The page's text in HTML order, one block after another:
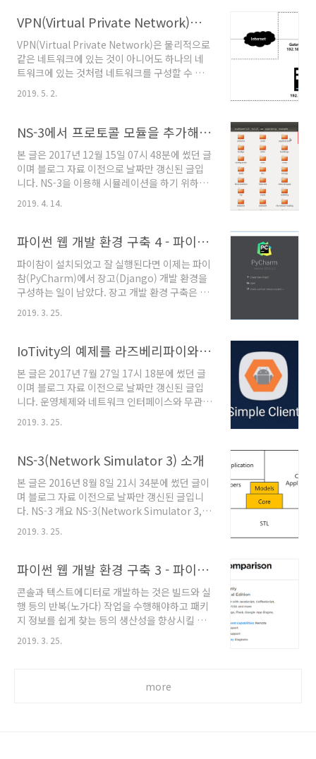
생각 없이 업데이트 했다가 넷플릭스가 재생되지
고물딱지가 되어 애먹었기에 혹시나 이런 상황이
되신 분들을 위해 시행착오를 겪지 말라고 글을
하나 쓴다. 텔레비용 미박스에서 넷플릭스를 보
려면 텔레비 롬에서 글로벌(샤오미) 롬으로 교체
레오(8.0.0)으로 업데이트하면 리커버리 모드를
리모컨으로 못 들어가게..
VPN(Virtual Private Network)을 경유하지않고 외부망 이용하기
VPN(Virtual Private Network)은 물리적으로
같은 네트워크에 있는 것이 아니어도 하나의 네
트워크에 있는 것처럼 네트워크를 구성할 수 있
는 기술이다. 이 기술을 활용하면 사용자는 서울
(Network A, 192.168.0.%)에 있어도 대구에
192.168.1.%)에 접속하여 회사 네트워크를 이
용할 수 있게 된다. VPN으로 네트워크를 구성하
면 네트워크 정책상 외부(서울)에 서비스를 제공
하지 않고도 VPN에 연결된 외부 장치
(192.168.0.2)는 내부에 있는 서비스를 이용할
수 있게 된다. 또한 암호화 VPN을 구성하면 내부
것이 큰 특징이다. 윈..
2019. 5. 2.
NS-3에서 프로토콜 모듈을 추가해보자
본 글은 2017년 12월 15일 07시 48분에 썼던 글
이며 블로그 자료 이전으로 날짜만 갱신된 글입
니다. NS-3을 이용해 시뮬레이션을 하기 위하여
추가해야 하는 경우가 있다. 일단 NS-3 시뮬레이
먼저 추가하고자 하는 모듈을 ns-3.x/src 폴더에
넣는다. 나는 aqua-sim-ng 모듈을 다운 받았다.
이렇게 모듈을 src 폴더에 넣어준 후 다음의 명령
어를 입력한다. $ ./waf configure --enable-
examples --enable-tests $ ./waf build 그러
면 위와 같은 로그들이 쭈욱 나타난다. 정상적으
2019. 4. 14.
파이썬 웹 개발 환경 구축 4 - 파이참(PyCharm)에서 장고(Django) 개발 환경 설정하기
파이참이 설치되었고 잘 실행된다면 이제는 파이
참(PyCharm)에서 장고(Django) 개발 환경을
구성하는 일이 남았다. 장고 개발 환경 구축은 장
성, 장고 실행 설정을 통해 구축이 완료된다.
젝트를 생성한다. 새로운 프로젝트 설정은 위와
같이한다. File - Settings 를 클릭하여 파이참
설정으로 간다. Project: 프로젝트명 - Project
Interpreter 에 가서 우측 상단의 + 를 클릭하여
패키지를 설치한다. Django를 검색하여 Install
Package를 눌러서 설치한다. 장고 패키지 설치
2019. 3. 25.
IoTivity의 예제를 라즈베리파이와 안드로이드에 실행시켜보았다.
본 글은 2017년 7월 27일 17시 18분에 썼던 글
이며 블로그 자료 이전으로 날짜만 갱신된 글입
니다. 운영체제와 네트워크 인터페이스와 무관하
게 어플리케이션에게 장치간 연결성을 제공하는
솔루션 중 하나가 IoTivity이다. IoTivity는 어플
제공한다. 최근에 내가 IoTivity를 활용한 개발이
서 진행 중인데 버전별로 메뉴얼도 충분하지 않
고 빌드 시간도 너무 길어서 아주 시간을 많이 허
비했다. 하지만 그나마 IoTivity가 경쟁 솔루션
대비 잘 정리되어 있는 것이고 그나마 국제적으
고 안드로이드에 예제 앱을 올려서..
2019. 3. 25.
NS-3(Network Simulator 3) 소개
본 글은 2016년 8월 8일 21시 34분에 썼던 글이
며 블로그 자료 이전으로 날짜만 갱신된 글입니
다. NS-3 개요 NS-3(Network Simulator 3,
http://www.nsnam.org/) 시뮬레이터는
2006년에 오픈소스 프로젝트로 시작된 무료 네
discrete-event 기반 네트워크 시뮬레이터로써
이벤트 시뮬레이터로 패킷레벨의 시뮬레이션이
가능하며 계층구조, 유선 및 무선 네트워크를 지
원한다. NS-3 특징 NS-3는 FreeBSD와 Linux,
SunOS, Solaris, Windows(Cygwin) 플랫폼을
2019. 3. 25.
파이썬 웹 개발 환경 구축 3 - 파이참(PyCharm) 통합개발환경(IDE) 설치하기
콘솔과 텍스트에디터로 개발하는 것은 빌드와 실
행 등의 반복(노가다) 작업을 수행해야하고 패키
지 정보를 쉽게 찾는 등의 생산성을 향상시킬 수
있는 편의기능이 없으므로 파이썬을 지원하는 통
합개발환경(IDE, Integrated Development
스를 사용하는 것과 C/C++를 배울 때 비주얼 스
2019. 3. 25.
more